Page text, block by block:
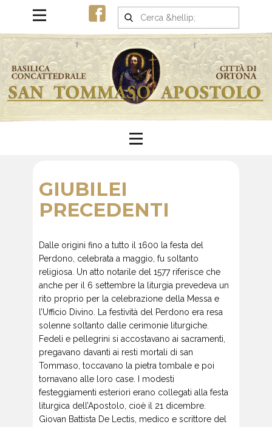
GIUBILEI
PRECEDENTI
Dalle origini fino a tutto il 1600 la festa del
Perdono, celebrata a maggio, fu soltanto
religiosa. Un atto notarile del 1577 riferisce che
anche per il 6 settembre la liturgia prevedeva un
rito proprio per la celebrazione della Messa e
l’Ufficio Divino. La festività del Perdono era resa
solenne soltanto dalle cerimonie liturgiche.
Fedeli e pellegrini si accostavano ai sacramenti,
pregavano davanti ai resti mortali di san
Tommaso, toccavano la pietra tombale e poi
tornavano alle loro case. I modesti
festeggiamenti esteriori erano collegati alla festa
liturgica dell’Apostolo, cioè il 21 dicembre.
Giovan Battista De Lectis, medico e scrittore del